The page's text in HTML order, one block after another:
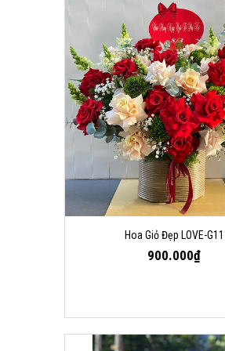
Hoa Giỏ Đẹp LOVE-G11
900.000₫